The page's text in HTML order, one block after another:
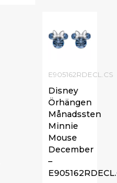
E905162RDECL.CS
Disney
Örhängen
Månadssten
Minnie
Mouse
December
–